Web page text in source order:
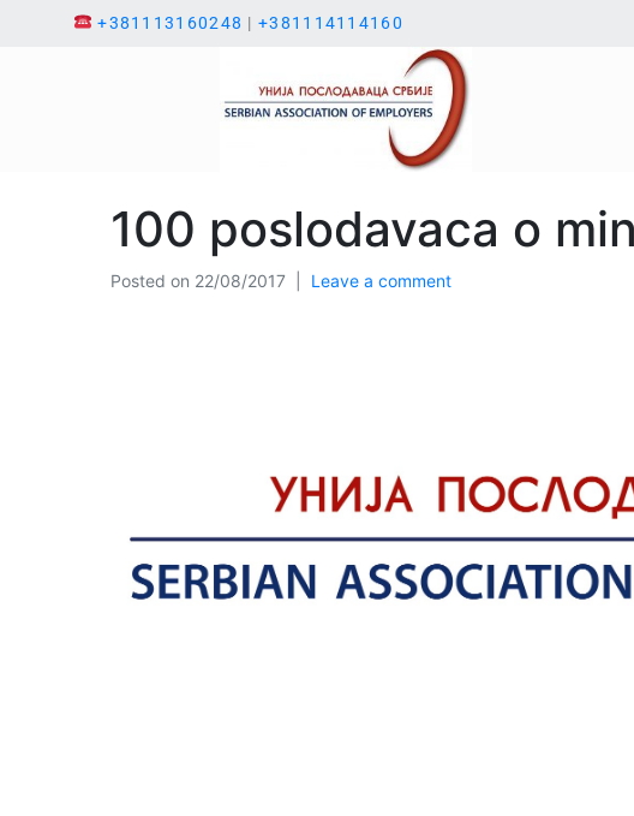
+381113160248 |+381114114160
100 poslodavaca o
Posted on 22/08/2017 Leave a comment